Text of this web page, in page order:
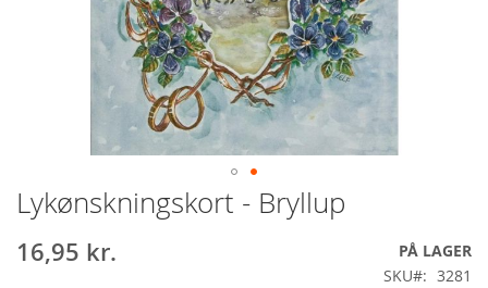
Gå
til
starten
af
Lykønskningskort - Bryllup
16,95 kr.
PÅ LAGER
SKU
3281